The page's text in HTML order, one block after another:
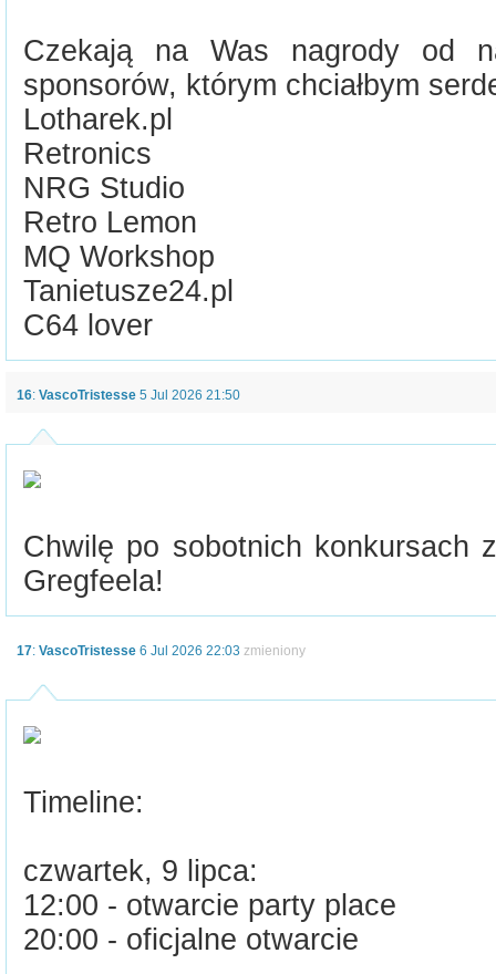
Czekają na Was nagrody od
sponsorów, którym chciałbym
Lotharek.pl
Retronics
NRG Studio
Retro Lemon
MQ Workshop
Tanietusze24.pl
C64 lover
16: VascoTristesse 5 Jul 2026 21:50
Chwilę po sobotnich konkursach
Gregfeela!
17: VascoTristesse 6 Jul 2026 22:03 zmieniony
Timeline:
czwartek, 9 lipca:
12:00 - otwarcie party place
20:00 - oficjalne otwarcie